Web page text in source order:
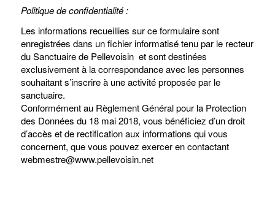
Politique de confidentialité :
Les informations recueillies sur ce formulaire sont
enregistrées dans un fichier informatisé tenu par le recteur
du Sanctuaire de Pellevoisin et sont destinées
exclusivement à la correspondance avec les personnes
souhaitant s’inscrire à une activité proposée par le
sanctuaire.
Conformément au Règlement Général pour la Protection
des Données du 18 mai 2018, vous bénéficiez d’un droit
d’accès et de rectification aux informations qui vous
concernent, que vous pouvez exercer en contactant
webmestre@www.pellevoisin.net